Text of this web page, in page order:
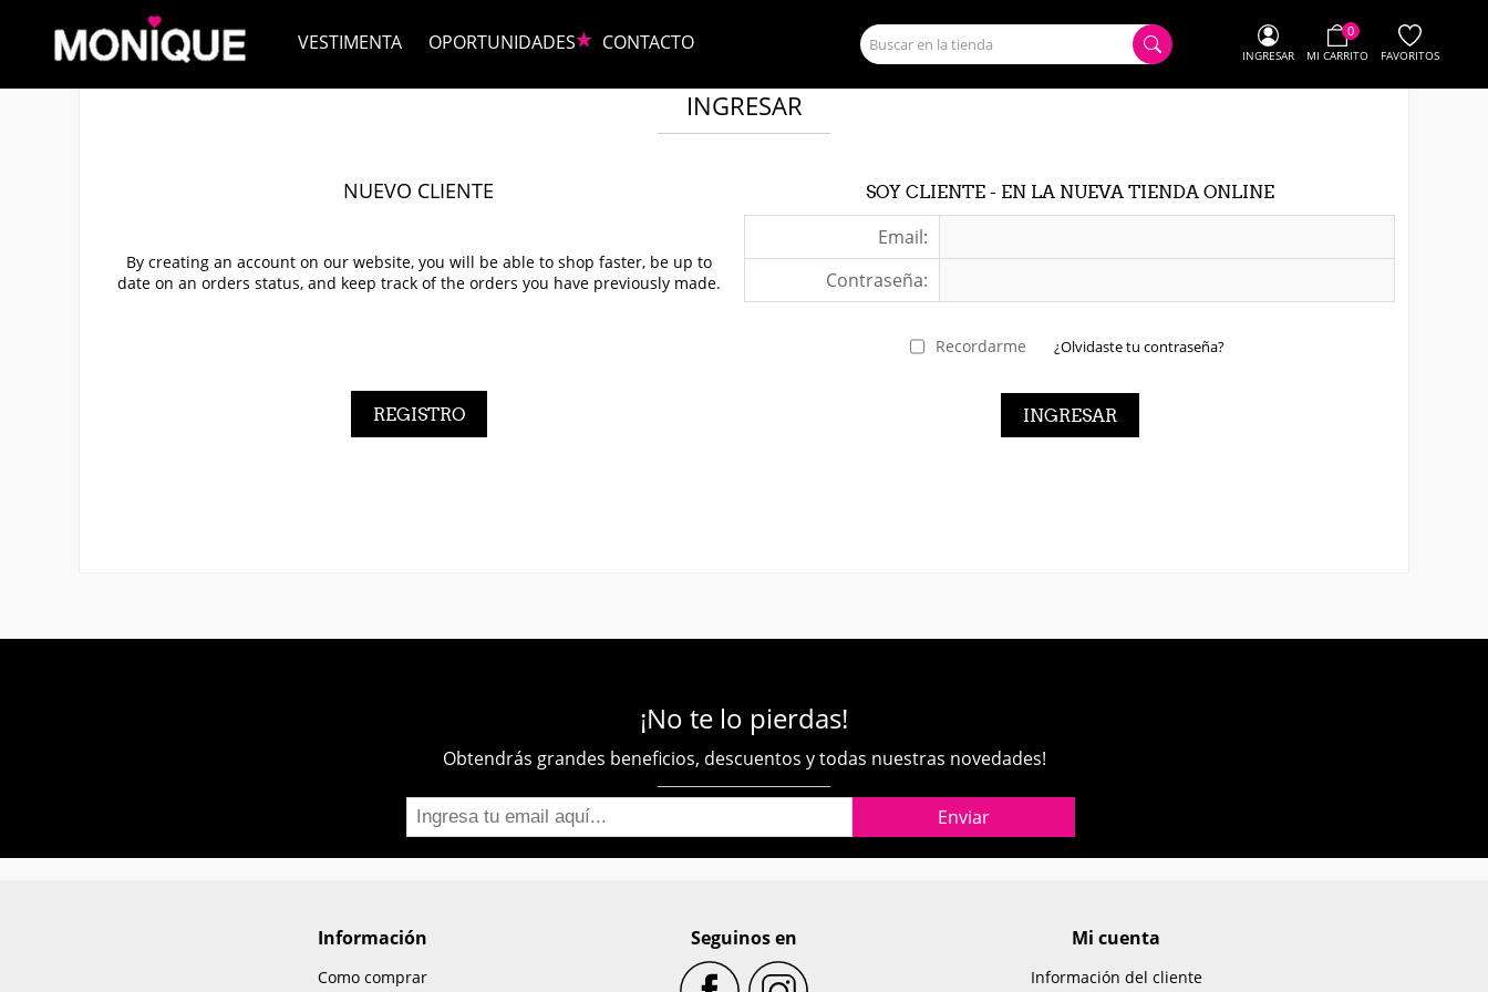
0
MI CARRITO FAVORITOS
INGRESAR
VESTIMENTA OPORTUNIDADES CONTACTO
INGRESAR
NUEVO CLIENTE
By creating an account on our website, you will be able to shop faster, be up to
date on an orders status, and keep track of the orders you have previously made.
SOY CLIENTE - EN LA NUEVA TIENDA ONLINE
Email:
Contraseña:
Recordarme ¿Olvidaste tu contraseña?
¡No te lo pierdas!
Obtendrás grandes beneficios, descuentos y todas nuestras novedades!
Información
Como comprar
Seguinos en Mi cuenta
Información del cliente